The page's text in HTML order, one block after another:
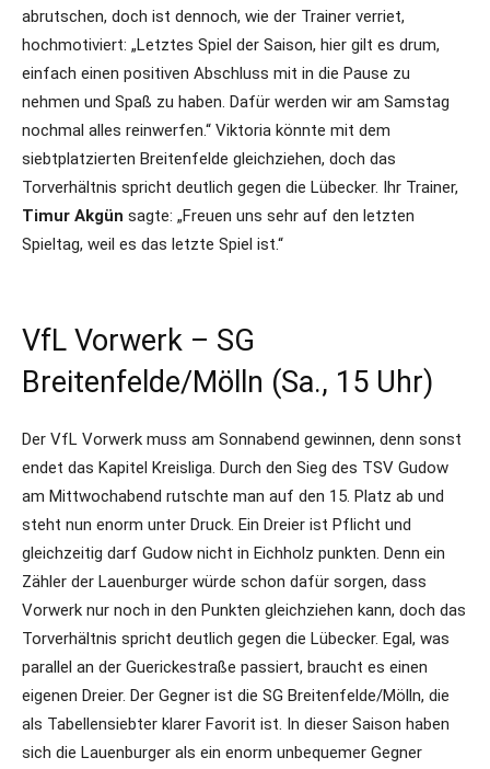
abrutschen, doch ist dennoch, wie der Trainer verriet,
hochmotiviert: „Letztes Spiel der Saison, hier gilt es drum,
einfach einen positiven Abschluss mit in die Pause zu
nehmen und Spaß zu haben. Dafür werden wir am Samstag
nochmal alles reinwerfen.“ Viktoria könnte mit dem
siebtplatzierten Breitenfelde gleichziehen, doch das
Torverhältnis spricht deutlich gegen die Lübecker. Ihr Trainer,
Timur Akgün sagte: „Freuen uns sehr auf den letzten
Spieltag, weil es das letzte Spiel ist.“
VfL Vorwerk – SG
Breitenfelde/Mölln (Sa., 15 Uhr)
Der VfL Vorwerk muss am Sonnabend gewinnen, denn sonst
endet das Kapitel Kreisliga. Durch den Sieg des TSV Gudow
am Mittwochabend rutschte man auf den 15. Platz ab und
steht nun enorm unter Druck. Ein Dreier ist Pflicht und
gleichzeitig darf Gudow nicht in Eichholz punkten. Denn ein
Zähler der Lauenburger würde schon dafür sorgen, dass
Vorwerk nur noch in den Punkten gleichziehen kann, doch das
Torverhältnis spricht deutlich gegen die Lübecker. Egal, was
parallel an der Guerickestraße passiert, braucht es einen
eigenen Dreier. Der Gegner ist die SG Breitenfelde/Mölln, die
als Tabellensiebter klarer Favorit ist. In dieser Saison haben
sich die Lauenburger als ein enorm unbequemer Gegner